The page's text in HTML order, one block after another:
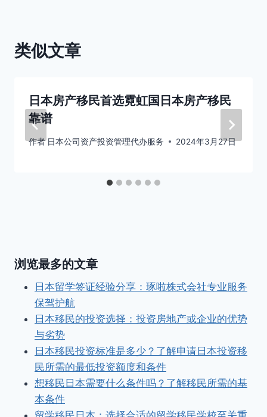
类似文章
日本房产移民首选霓虹国日本房产移民
靠谱
作者 日本公司资产投资管理代办服务 2024年3月27日
浏览最多的文章
日本留学签证经验分享：琢啦株式会社专业服务
保驾护航
日本移民的投资选择：投资房地产或企业的优势
与劣势
日本移民投资标准是多少？了解申请日本投资移
民所需的最低投资额度和条件
想移民日本需要什么条件吗？了解移民所需的基
本条件